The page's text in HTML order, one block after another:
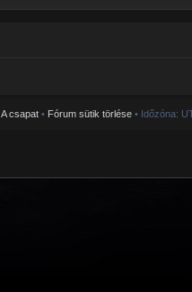
A csapat • Fórum sütik törlése • Időzóna: